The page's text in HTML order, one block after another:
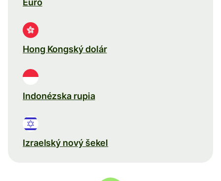
Euro
Hong Kongský dolár
Indonézska rupia
Izraelský nový šekel